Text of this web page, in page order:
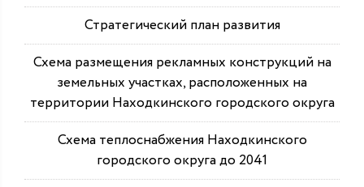
Стратегический план развития
Схема размещения рекламных конструкций на
земельных участках, расположенных на
территории Находкинского городского округа
Схема теплоснабжения Находкинского
городского округа до 2041